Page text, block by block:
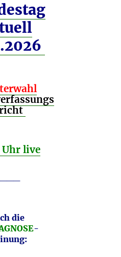
Uhr live
die
-